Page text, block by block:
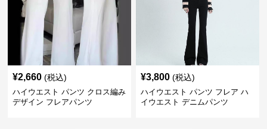
¥2,660 (税込)
ハイウエスト パンツ クロス編み
デザイン フレアパンツ
¥3,800 (税込)
ハイウエスト パンツ フレア ハ
イウエスト デニムパンツ